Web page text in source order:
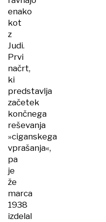
enako
kot
z
Judi.
Prvi
načrt,
ki
predstavlja
začetek
končnega
reševanja
»ciganskega
vprašanja«,
pa
je
že
marca
1938
izdelal